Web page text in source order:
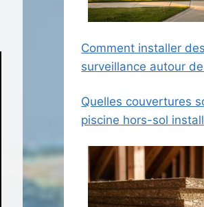
Comment installer
surveillance autour
Quelles couvertures
piscine hors-sol